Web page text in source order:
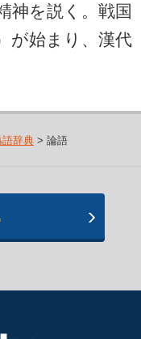
神を説く。戦国
が始まり、漢代
語辞典> 論語